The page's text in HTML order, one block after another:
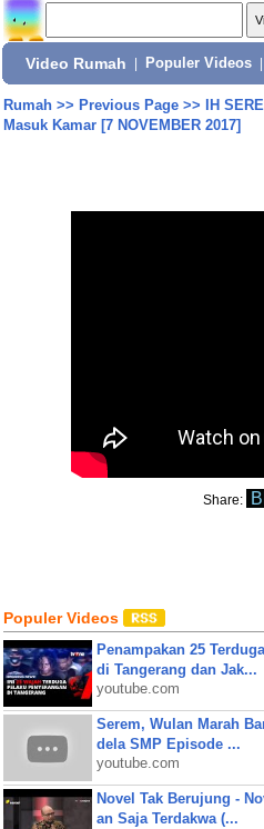
Video Rumah Populer Videos
Rumah>> Previous Page>>
IH
Masuk Kamar [7 NOVEMBER 2017]
Share:
Populer Videos
Penampakan 25
di Tangerang dan Jak...
youtube.com
Serem, Wulan Marah
dela SMP Episode ...
youtube.com
Novel Tak Berujung -
an Saja Terdakwa (...